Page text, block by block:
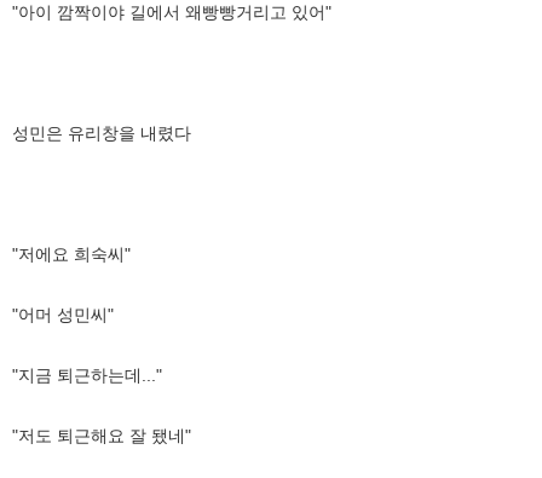
"아이 깜짝이야 길에서 왜빵빵거리고 있어"
성민은 유리창을 내렸다
"저에요 희숙씨"
"어머 성민씨"
"지금 퇴근하는데..."
"저도 퇴근해요 잘 됐네"